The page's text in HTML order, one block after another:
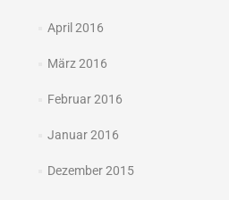
April 2016
März 2016
Februar 2016
Januar 2016
Dezember 2015